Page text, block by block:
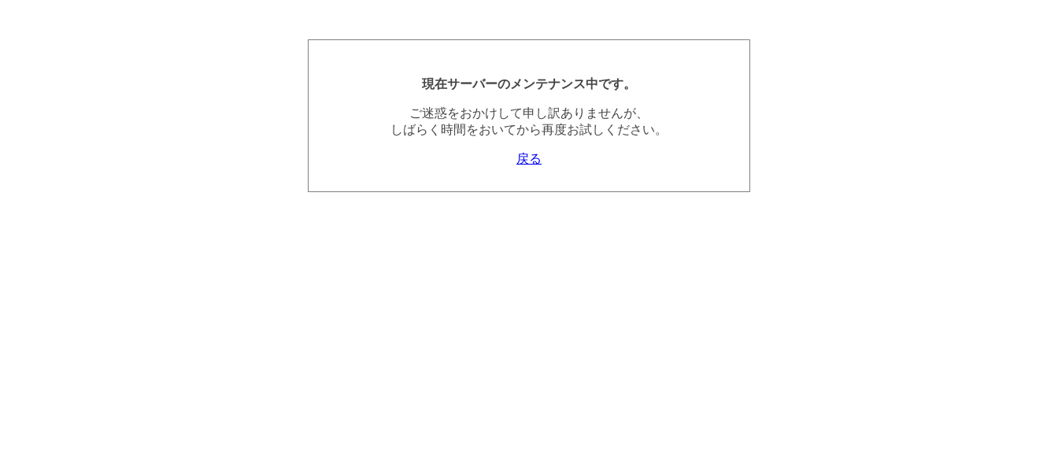
現在サーバーのメンテナンス中です。
ご迷惑をおかけして申し訳ありませんが、
しばらく時間をおいてから再度お試しください。
戻る